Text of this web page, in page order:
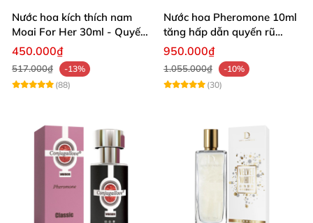
Nước hoa kích thích nam
Moai For Her 30ml - Quyến
rũ thăng hoa
450.000₫
517.000₫
-13%
(88)
Nước hoa Pheromone 10ml
tăng hấp dẫn quyến rũ
mạnh mẽ nam giới
950.000₫
1.055.000₫
-10%
(30)